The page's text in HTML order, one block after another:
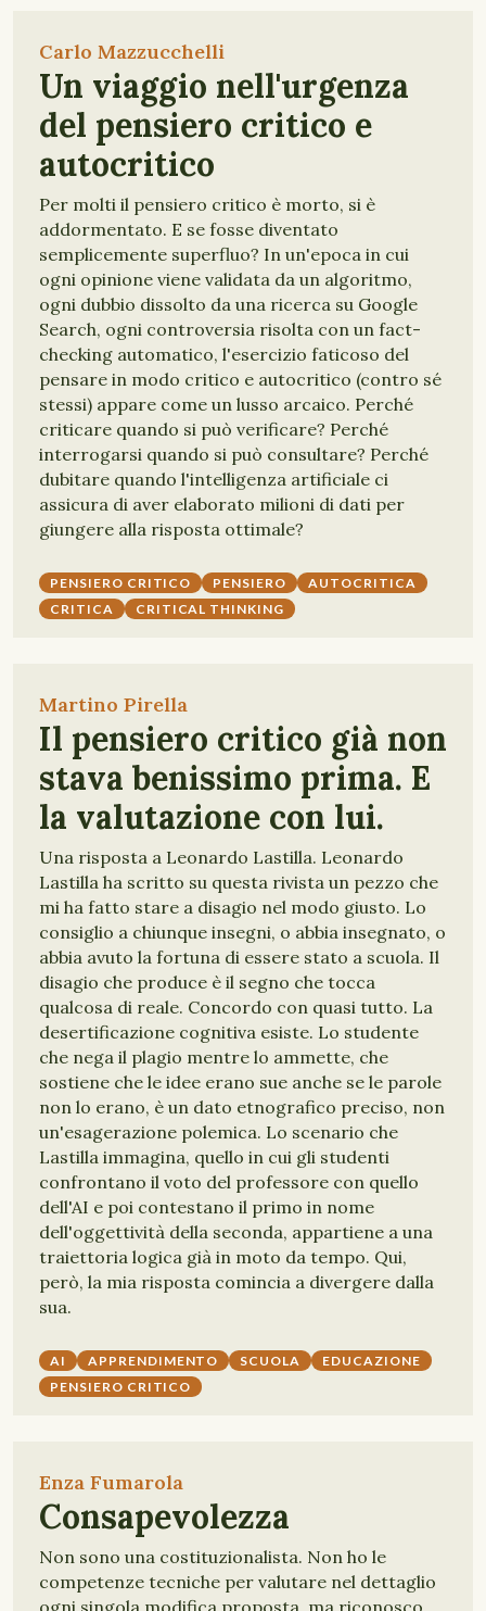
Carlo Mazzucchelli
Un viaggio nell'urgenza
del pensiero critico e
autocritico
Per molti il pensiero critico è morto, si è
addormentato. E se fosse diventato
semplicemente superfluo? In un'epoca in cui
ogni opinione viene validata da un algoritmo,
ogni dubbio dissolto da una ricerca su Google
Search, ogni controversia risolta con un fact-
checking automatico, l'esercizio faticoso del
pensare in modo critico e autocritico (contro sé
stessi) appare come un lusso arcaico. Perché
criticare quando si può verificare? Perché
interrogarsi quando si può consultare? Perché
dubitare quando l'intelligenza artificiale ci
assicura di aver elaborato milioni di dati per
giungere alla risposta ottimale?
PENSIERO CRITICO PENSIERO
AUTOCRITICA
CRITICA
CRITICAL THINKING
Martino Pirella
Il pensiero critico già non
stava benissimo prima. E
la valutazione con lui.
Una risposta a Leonardo Lastilla. Leonardo
Lastilla ha scritto su questa rivista un pezzo che
mi ha fatto stare a disagio nel modo giusto. Lo
consiglio a chiunque insegni, o abbia insegnato, o
abbia avuto la fortuna di essere stato a scuola. Il
disagio che produce è il segno che tocca
qualcosa di reale. Concordo con quasi tutto. La
desertificazione cognitiva esiste. Lo studente
che nega il plagio mentre lo ammette, che
sostiene che le idee erano sue anche se le parole
non lo erano, è un dato etnografico preciso, non
un'esagerazione polemica. Lo scenario che
Lastilla immagina, quello in cui gli studenti
confrontano il voto del professore con quello
dell'AI e poi contestano il primo in nome
dell'oggettività della seconda, appartiene a una
traiettoria logica già in moto da tempo. Qui,
però, la mia risposta comincia a divergere dalla
sua.
AI APPRENDIMENTO SCUOLA
EDUCAZIONE
PENSIERO CRITICO
Enza Fumarola
Consapevolezza
Non sono una costituzionalista. Non ho le
competenze tecniche per valutare nel dettaglio
ogni singola modifica proposta, ma riconosco